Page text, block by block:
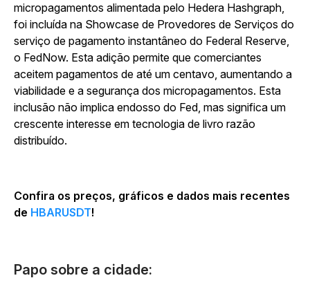
micropagamentos alimentada pelo Hedera Hashgraph,
foi incluída na Showcase de Provedores de Serviços do
serviço de pagamento instantâneo do Federal Reserve,
o FedNow. Esta adição permite que comerciantes
aceitem pagamentos de até um centavo, aumentando a
viabilidade e a segurança dos micropagamentos. Esta
inclusão não implica endosso do Fed, mas significa um
crescente interesse em tecnologia de livro razão
distribuído.
Confira os preços, gráficos e dados mais recentes
de HBARUSDT!
Papo sobre a cidade: